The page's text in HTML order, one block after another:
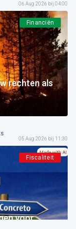
06 Aug 2026 bij 04:00
Financiën
rechten als
05 Aug 2026 bij 11:30
Fiscaliteit
voor